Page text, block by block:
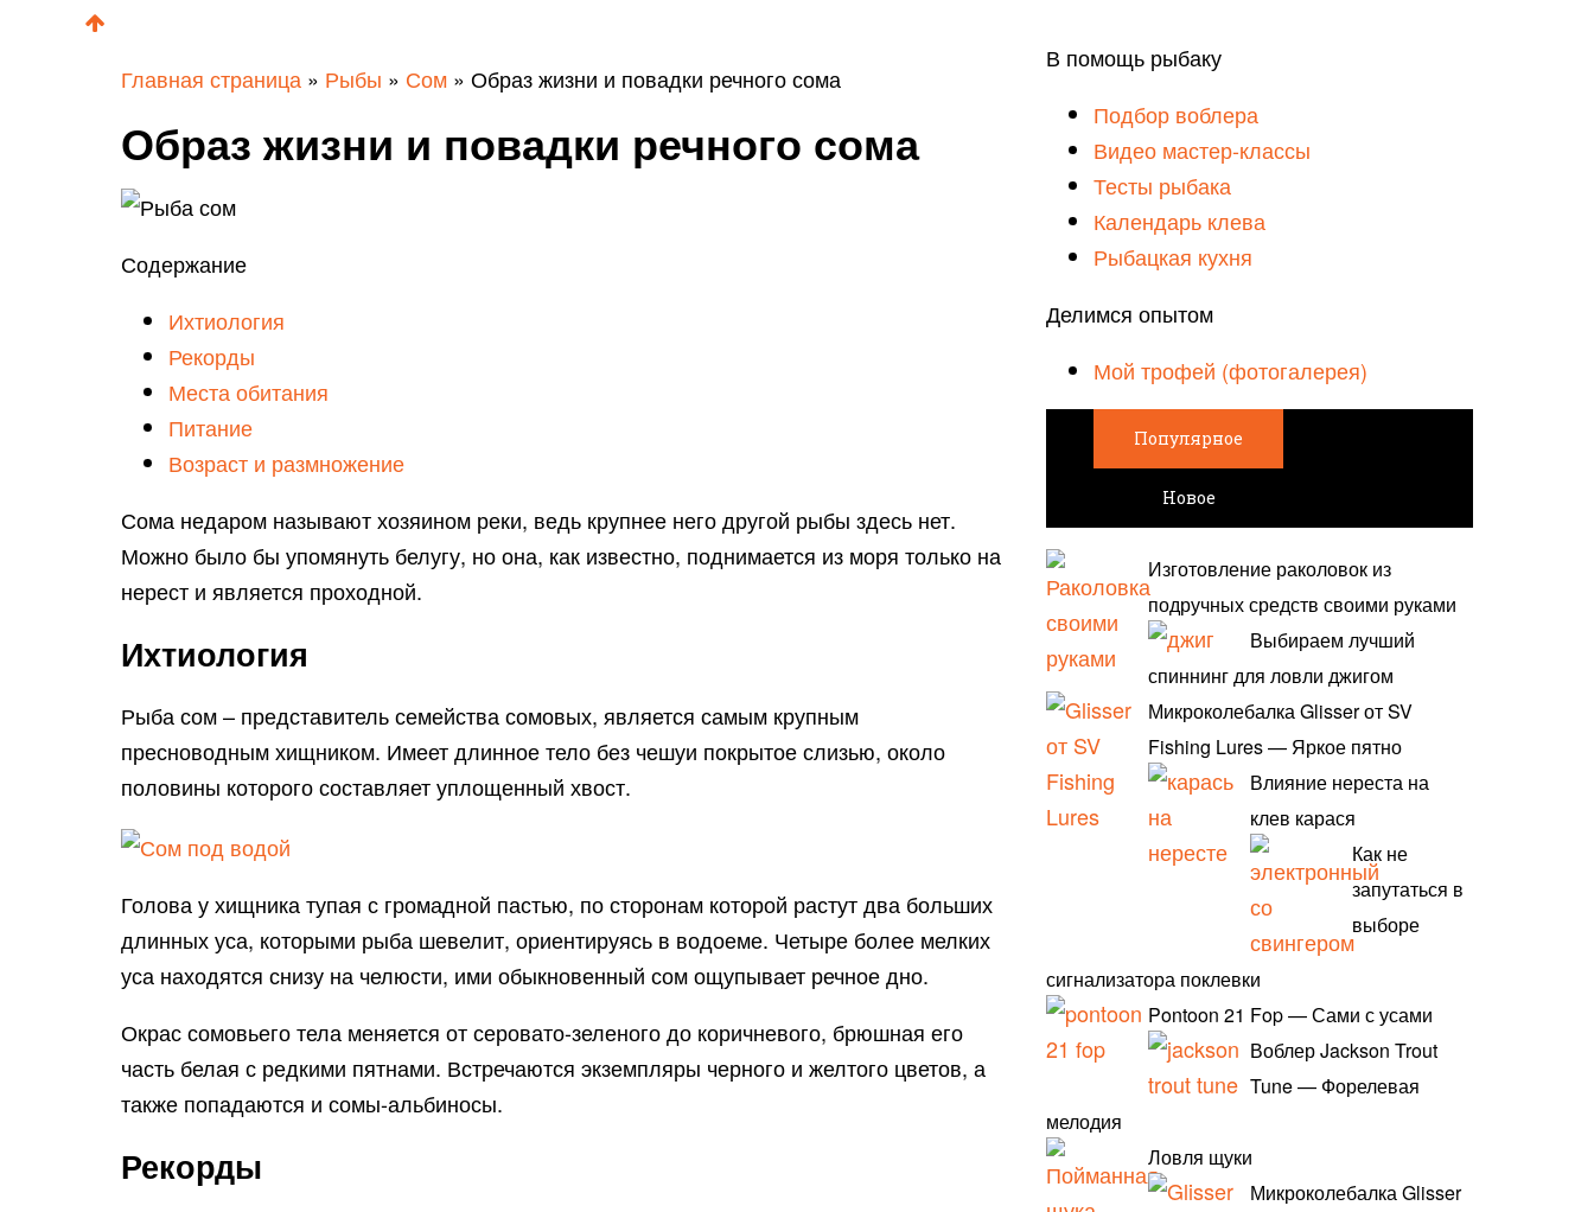
Главная страница » Рыбы » Сом » Образ жизни и повадки речного сома
Образ жизни и повадки речного сома
Содержание
Ихтиология
Рекорды
Места обитания
Питание
Возраст и размножение
Сома недаром называют хозяином реки, ведь крупнее него другой рыбы здесь нет.
Можно было бы упомянуть белугу, но она, как известно, поднимается из моря только на
нерест и является проходной.
Ихтиология
Рыба сом – представитель семейства сомовых, является самым крупным
пресноводным хищником. Имеет длинное тело без чешуи покрытое слизью, около
половины которого составляет уплощенный хвост.
Голова у хищника тупая с громадной пастью, по сторонам которой растут два больших
длинных уса, которыми рыба шевелит, ориентируясь в водоеме. Четыре более мелких
уса находятся снизу на челюсти, ими обыкновенный сом ощупывает речное дно.
Окрас сомовьего тела меняется от серовато-зеленого до коричневого, брюшная его
часть белая с редкими пятнами. Встречаются экземпляры черного и желтого цветов, а
также попадаются и сомы-альбиносы.
Рекорды
В помощь рыбаку
Подбор воблера
Видео мастер-классы
Тесты рыбака
Календарь клева
Рыбацкая кухня
Делимся опытом
Мой трофей (фотогалерея)
Популярное
Новое
Изготовление раколовок из
подручных средств своими руками
Выбираем лучший
спиннинг для ловли джигом
Микроколебалка Glisser от SV
Fishing Lures — Яркое пятно
Влияние нереста на
клев карася
Как не
запутаться в
выборе
сигнализатора поклевки
Pontoon 21 Fop — Сами с усами
Воблер Jackson Trout
Tune — Форелевая
мелодия
Ловля щуки
Микроколебалка Glisser